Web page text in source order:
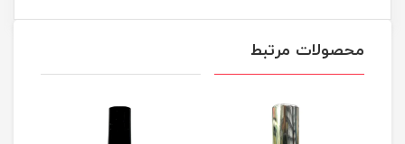
محصولات مرتبط